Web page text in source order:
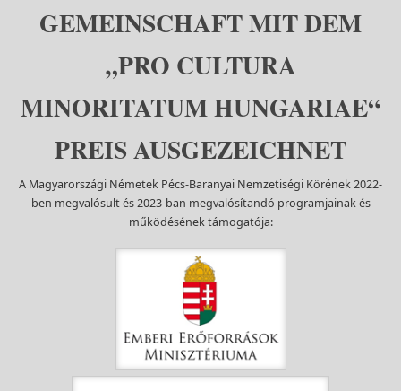
GEMEINSCHAFT MIT DEM
„PRO CULTURA
MINORITATUM HUNGARIAE“
PREIS AUSGEZEICHNET
A Magyarországi Németek Pécs-Baranyai Nemzetiségi Körének 2022-
ben megvalósult és 2023-ban megvalósítandó programjainak és
működésének támogatója: